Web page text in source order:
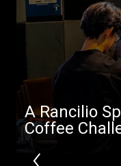
A Rancilio
Coffee